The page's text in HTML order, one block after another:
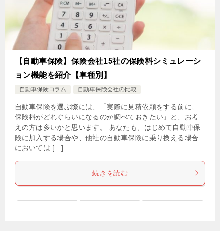
【自動車保険】保険会社15社の保険料シミュレーシ
ョン機能を紹介【車種別】
自動車保険コラム 自動車保険会社の比較
自動車保険を選ぶ際には、「実際に見積依頼をする前に、
保険料がどれぐらいになるのか調べておきたい」と、お考
えの方は多いかと思います。 あなたも、はじめて自動車保
険に加入する場合や、他社の自動車保険に乗り換える場合
においては […]
続きを読む